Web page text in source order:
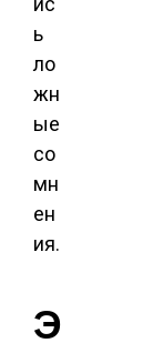
ь
ло
жн
ые
со
мн
ен
ия.
Э